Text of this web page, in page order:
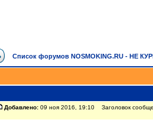
Список форумов NOSMOKING.RU - НЕ
Добавлено: 09 ноя 2016, 19:10 Заголовок